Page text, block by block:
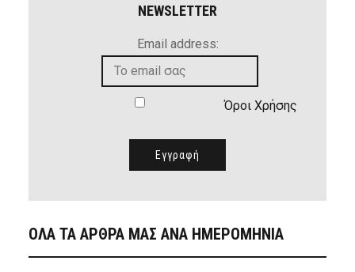
NEWSLETTER
Email address:
Όροι Χρήσης
ΟΛΑ ΤΑ ΑΡΘΡΑ ΜΑΣ ΑΝΑ ΗΜΕΡΟΜΗΝΙΑ